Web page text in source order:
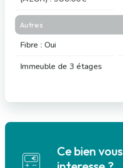
Autres
Fibre : Oui
Immeuble de 3 étages
Ce bien vous